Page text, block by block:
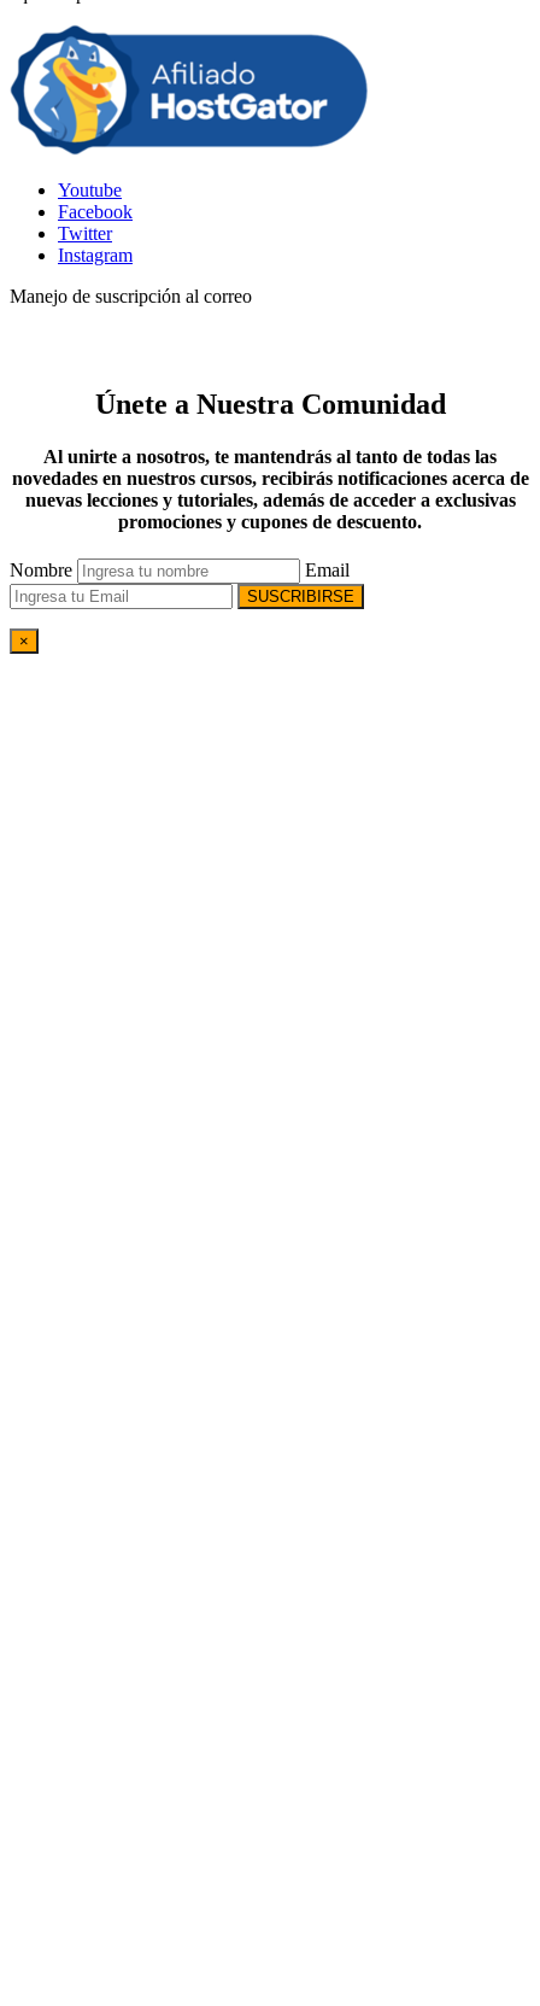
Youtube
Facebook
Twitter
Instagram
Manejo de suscripción al correo
Únete a Nuestra Comunidad
Al unirte a nosotros, te mantendrás al tanto de todas las
novedades en nuestros cursos, recibirás notificaciones acerca de
nuevas lecciones y tutoriales, además de acceder a exclusivas
promociones y cupones de descuento.
Nombre Email
SUSCRIBIRSE
×